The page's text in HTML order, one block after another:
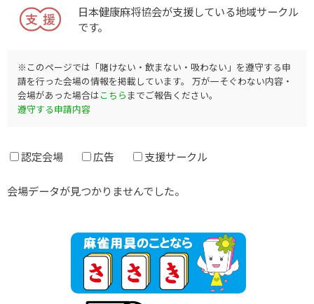
日本健康麻将協会が支援している地域サークル
です。
※このページでは「賭けない・飲まない・吸わない」を遵守する申
請を行った会場の情報を掲載しています。 万が一そぐわない内容・
会場があった場合はこちら までご報告ください。
遵守する申請内容
認定会場 広告 支援サークル
会場データが見つかりませんでした。